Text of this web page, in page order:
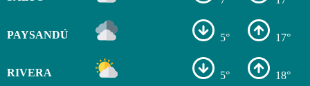
PAYSANDÚ 5° 17°
RIVERA 5° 18°